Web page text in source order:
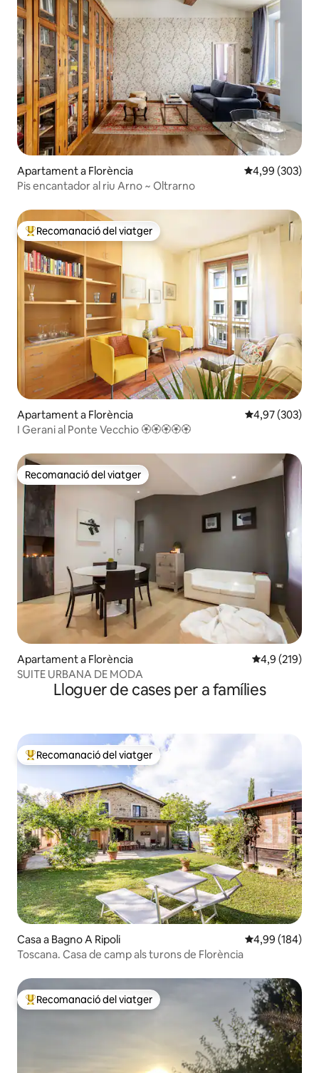
Apartament a Florència 4,99 de
4,99 (303)
Pis encantador al riu Arno ~ Oltrarno
Principals recomanacions dels viatgers
Recomanació del viatger
Apartament a Florència 4,97 de
4,97 (303)
I Gerani al Ponte Vecchio 🏵🏵🏵🏵🏵
Recomanació del viatger
Recomanació del viatger
Apartament a Florència 4,9 de
4,9 (219)
SUITE URBANA DE MODA
Lloguer de cases per a famílies
Principals recomanacions dels viatgers
Recomanació del viatger
Casa a Bagno A Ripoli 4,99 de
4,99 (184)
Toscana. Casa de camp als turons de Florència
Principals recomanacions dels viatgers
Recomanació del viatger